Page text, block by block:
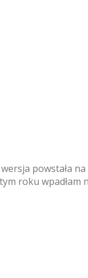
powstała
roku wpadłam